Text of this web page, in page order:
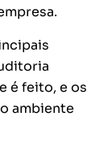
é feito, e os
ambiente